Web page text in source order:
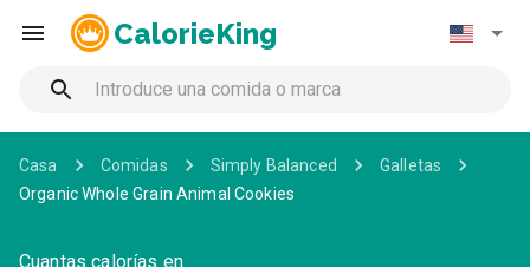
CalorieKing
Casa Comidas Simply Balanced
Galletas
Organic Whole Grain Animal Cookies
Cuantas calorías en